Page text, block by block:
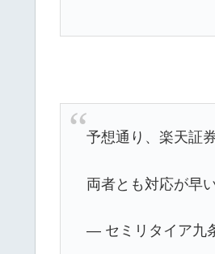
予想通り、楽天証
両者とも対応が早
— セミリタイア九